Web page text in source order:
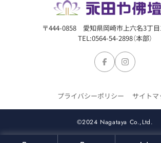
〒444-0858 愛知県岡崎市上六名3丁
TEL:0564-54-2898（本部）
プライバシーポリシー サイトマ
©2024 Nagataya Co.,Ltd.